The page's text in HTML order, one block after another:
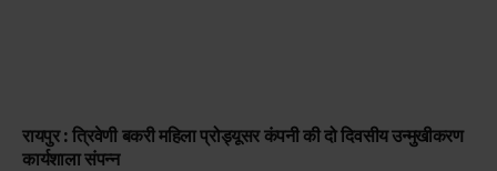
रायपुर : त्रिवेणी बकरी महिला प्रोड्यूसर कंपनी की दो दिवसीय उन्मुखीकरण
कार्यशाला संपन्न